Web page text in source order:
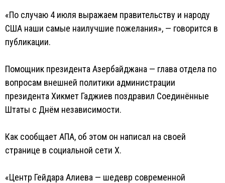
«По случаю 4 июля выражаем правительству и народу
США наши самые наилучшие пожелания», — говорится в
публикации.
Помощник президента Азербайджана — глава отдела по
вопросам внешней политики администрации
президента Хикмет Гаджиев поздравил Соединённые
Штаты с Днём независимости.
Как сообщает AПA, об этом он написал на своей
странице в социальной сети X.
«Центр Гейдара Алиева — шедевр современной